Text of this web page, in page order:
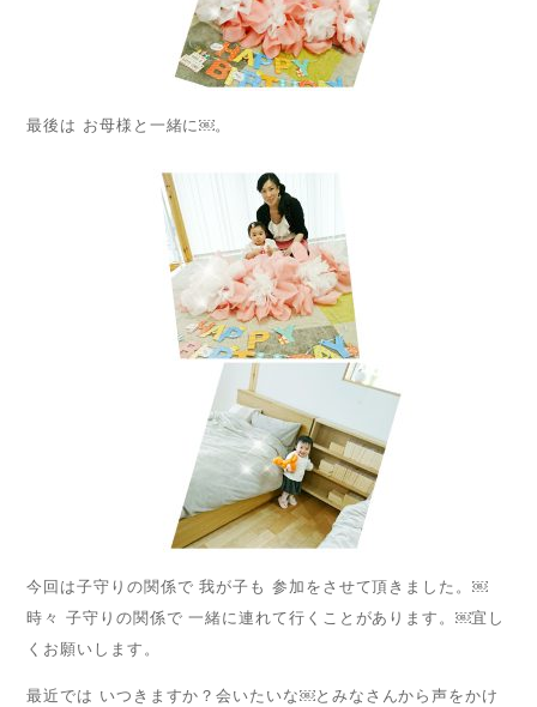
最後は お母様と一緒に￼。
今回は子守りの関係で 我が子も 参加をさせて頂きました。￼
時々 子守りの関係で 一緒に連れて行くことがあります。￼宜し
くお願いします。
最近では いつきますか？会いたいな￼とみなさんから声をかけ